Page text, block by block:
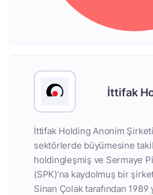
İttifak
İttifak Holding Anonim Şirketi
sektörlerde büyümesine
holdingleşmiş ve Sermaye
(SPK)’na kaydolmuş bir
Sinan Çolak tarafından 1989